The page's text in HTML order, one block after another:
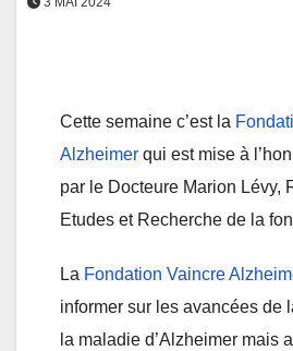
Cette semaine c’est la
Alzheimer qui est mise à
par le Docteure Marion Lévy,
Etudes et Recherche de la
La Fondation Vaincre
informer sur les avancées de
la maladie d’Alzheimer mais